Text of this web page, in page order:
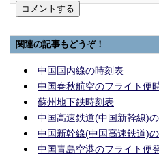
関連の記事もどうぞ！
中国国内線の時刻表
中国春秋航空のフライト便
蘇州地下鉄時刻表
中国高速鉄道(中国新幹線)
中国新幹線(中国高速鉄道)
中国青島空港のフライト便